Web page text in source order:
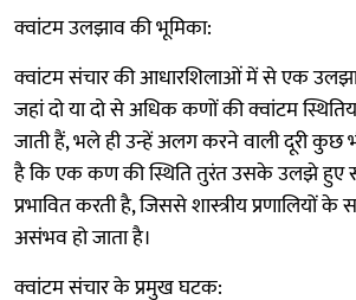
क्वांटम उलझाव की भूमिका:
क्वांटम संचार की आधारशिलाओं में से एक
जहां दो या दो से अधिक कणों की क्वांटम
जाती हैं, भले ही उन्हें अलग करने वाली दूरी कुछ
है कि एक कण की स्थिति तुरंत उसके उलझे हुए
प्रभावित करती है, जिससे शास्त्रीय प्रणालियों
असंभव हो जाता है।
क्वांटम संचार के प्रमुख घटक: